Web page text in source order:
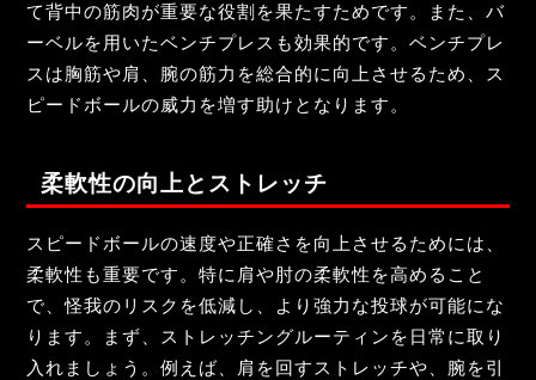
て背中の筋肉が重要な役割を果たすためです。また、バ
ーベルを用いたベンチプレスも効果的です。ベンチプレ
スは胸筋や肩、腕の筋力を総合的に向上させるため、ス
ピードボールの威力を増す助けとなります。
柔軟性の向上とストレッチ
スピードボールの速度や正確さを向上させるためには、
柔軟性も重要です。特に肩や肘の柔軟性を高めること
で、怪我のリスクを低減し、より強力な投球が可能にな
ります。まず、ストレッチングルーティンを日常に取り
入れましょう。例えば、肩を回すストレッチや、腕を引